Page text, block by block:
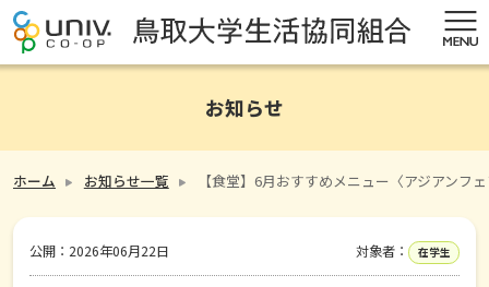
お知らせ
ホーム お知らせ一覧 【食堂】6月おすすめメニュー〈アジアンフ
公開： 2026年06月22日 対象者： 在学生